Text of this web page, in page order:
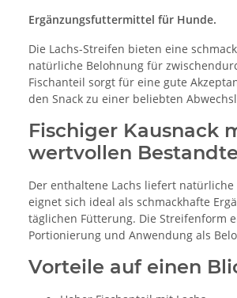
Ergänzungsfuttermittel für Hunde.
Die Lachs-Streifen bieten eine
natürliche Belohnung für
Fischanteil sorgt für eine gute
den Snack zu einer beliebten
Fischiger Kausnack
wertvollen
Der enthaltene Lachs liefert
eignet sich ideal als schmackhafte
täglichen Fütterung. Die Streifenform
Portionierung und Anwendung als
Vorteile auf einen